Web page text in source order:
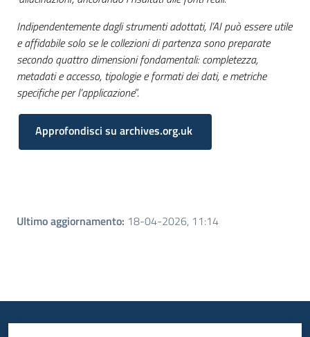
Indipendentemente dagli strumenti adottati, l’AI può essere utile
e affidabile solo se le collezioni di partenza sono preparate
secondo quattro dimensioni fondamentali: completezza,
metadati e accesso, tipologie e formati dei dati, e metriche
specifiche per l’applicazione”.
Approfondisci su archives.org.uk
Ultimo aggiornamento: 18-04-2026, 11:14